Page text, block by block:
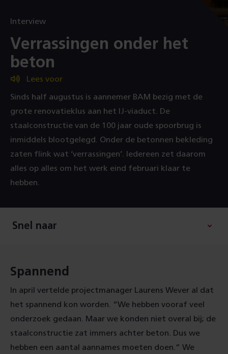
Interview
:
Verrassingen onder het
beton
Lees voor
Sinds half augustus is aannemer BAM bezig met de
grote renovatieklus aan het IJ-viaduct. De
staalconstructie van de 100 jaar oude spoorbrug is
inmiddels blootgelegd. Onder de betonnen bekleding
zaten flink wat ‘verrassingen’. Iedereen zet daarom
alles op alles om het werk eind februari klaar te
hebben.
Snel naar
Spannend
In april vertelde projectmanager Laurens Wever al dat
het spannend kon worden. “We hebben vooraf veel
onderzoek gedaan. Maar we konden niet overal bij; de
staalconstructie zat immers achter beton. Dus we
hebben een aantal aannames moeten doen.” We